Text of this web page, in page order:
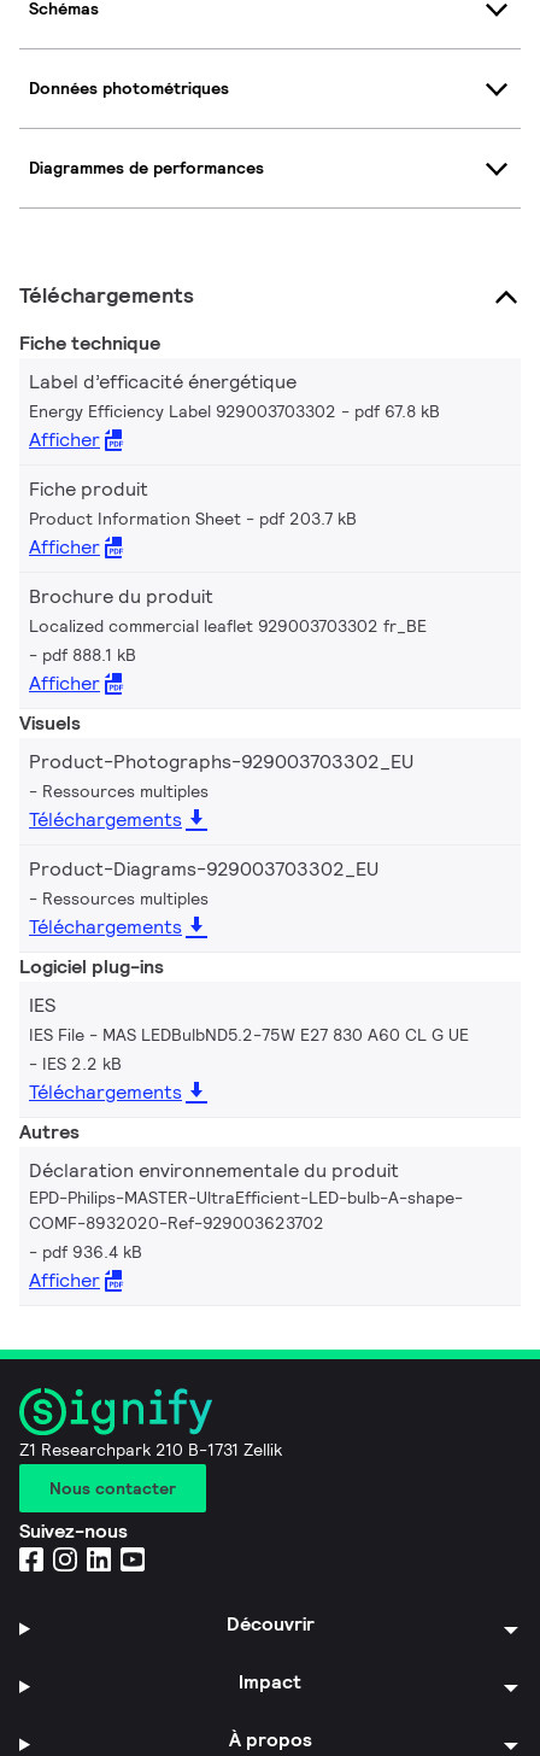
Schémas
Données photométriques
Diagrammes de performances
Téléchargements
Fiche technique
Label d’efficacité énergétique
Energy Efficiency Label 929003703302 pdf 67.8 kB
Afficher
Fiche produit
Product Information Sheet pdf 203.7 kB
Afficher
Brochure du produit
Localized commercial leaflet 929003703302 fr_BE
pdf 888.1 kB
Afficher
Visuels
Product-Photographs-929003703302_EU
Ressources multiples
Téléchargements
Product-Diagrams-929003703302_EU
Ressources multiples
Téléchargements
Logiciel plug-ins
IES
IES File - MAS LEDBulbND5.2-75W E27 830 A60 CL G UE
IES 2.2 kB
Téléchargements
Autres
Déclaration environnementale du produit
EPD-Philips-MASTER-UltraEfficient-LED-bulb-A-shape-
COMF-8932020-Ref-929003623702
pdf 936.4 kB
Afficher
Z1 Researchpark 210 B-1731 Zellik
Nous contacter
Suivez-nous
Découvrir
Impact
À propos